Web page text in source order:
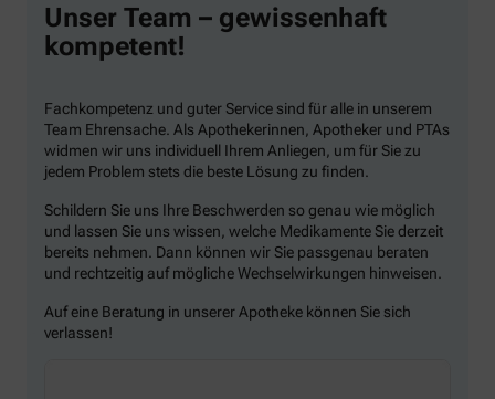
Unser Team – gewissenhaft
kompetent!
Fachkompetenz und guter Service sind für alle in unserem
Team Ehrensache. Als Apothekerinnen, Apotheker und PTAs
widmen wir uns individuell Ihrem Anliegen, um für Sie zu
jedem Problem stets die beste Lösung zu finden.
Schildern Sie uns Ihre Beschwerden so genau wie möglich
und lassen Sie uns wissen, welche Medikamente Sie derzeit
bereits nehmen. Dann können wir Sie passgenau beraten
und rechtzeitig auf mögliche Wechselwirkungen hinweisen.
Auf eine Beratung in unserer Apotheke können Sie sich
verlassen!